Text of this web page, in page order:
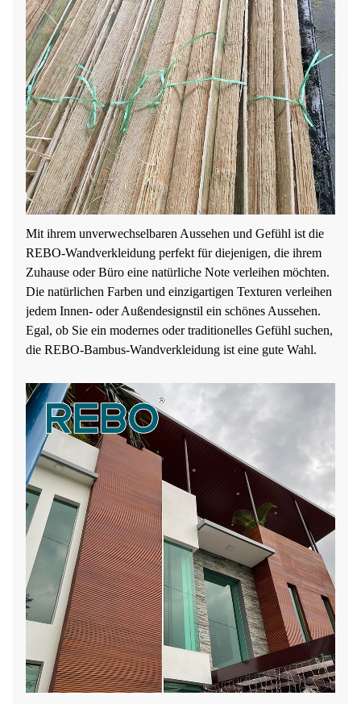
Mit ihrem unverwechselbaren Aussehen und Gefühl ist die
REBO-Wandverkleidung perfekt für diejenigen, die ihrem
Zuhause oder Büro eine natürliche Note verleihen möchten.
Die natürlichen Farben und einzigartigen Texturen verleihen
jedem Innen- oder Außendesignstil ein schönes Aussehen.
Egal, ob Sie ein modernes oder traditionelles Gefühl suchen,
die REBO-Bambus-Wandverkleidung ist eine gute Wahl.